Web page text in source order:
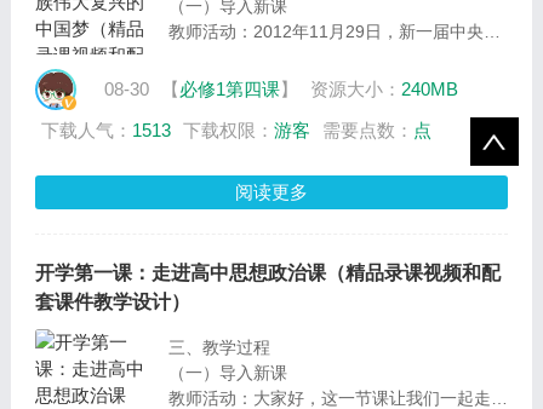
（一）导入新课
教师活动：2012年11月29日，新一届中央领
时，中共中央总书记习近平深情地阐述了“中
我以为，实现中华民族伟大复兴，就是中华民
道，中国梦指的就是中华民族伟大复兴的梦
想。同时，习近平总书记指出：“实现中国民
民族振兴、人民幸福”。国家富强、民族振
兴、人民幸福也是中国梦的本质，习总书记还
自信地告诉我们：中华民族伟大复兴的
08-30 【必修1第四课】 资源大小： 240MB
下载人气： 1513 下载权限： 游客 需要点数： 点
阅读更多
开学第一课：走进高中思想政治课（精品录课视频和配
套课件教学设计）
三、教学过程
（一）导入新课
教师活动：大家好，这一节课让我们一起走进